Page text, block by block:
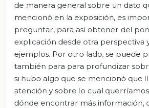
de manera general sobre un dato
mencionó en la exposición, es
preguntar, para así obtener del
explicación desde otra perspectiva
ejemplos. Por otro lado, se puede
también para para profundizar
si hubo algo que se mencionó que
atención y sobre lo cual
dónde encontrar más información,